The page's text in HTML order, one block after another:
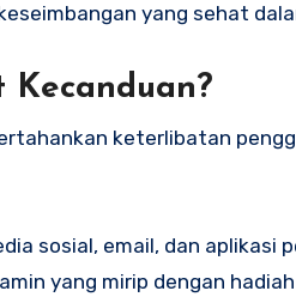
yang sehat
keterlibatan
sosial, email, dan aplikasi
yang mirip dengan